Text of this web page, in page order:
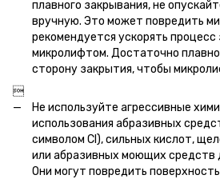
плавного закрывания, не
вручную. Это может повредить
рекомендуется ускорять процесс
микролифтом. Достаточно
сторону закрытия, чтобы

Не используйте агрессивные
использования абразивных
символом Cl), сильных кислот,
или абразивных моющих средств
Они могут повредить